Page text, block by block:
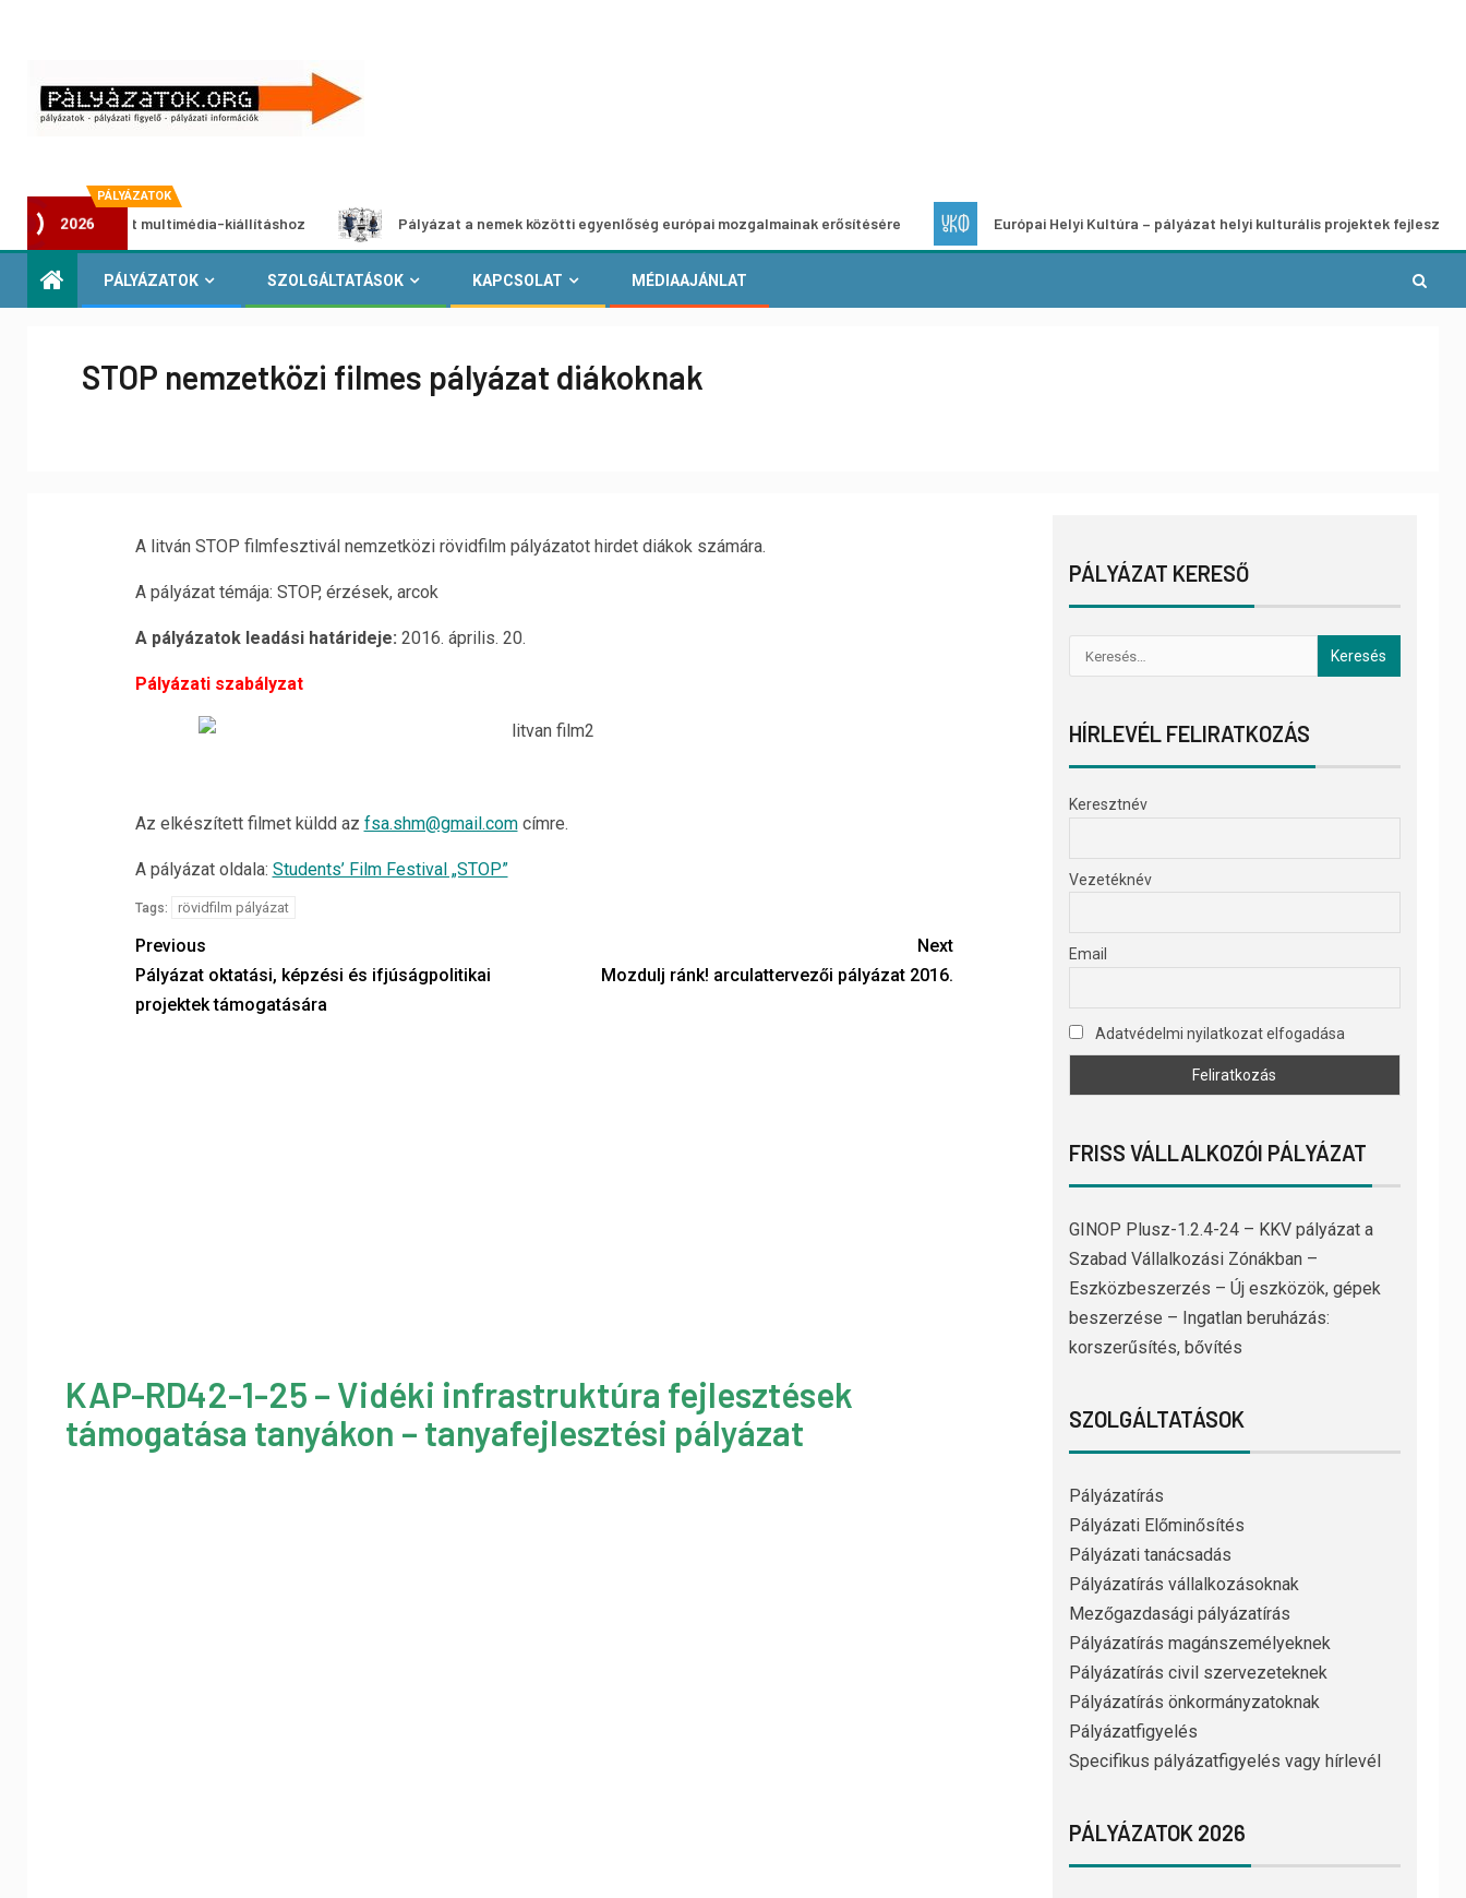
PÁLYÁZATOK
2026
multimédia-kiállításhoz Pályázat a nemek közötti egyenlőség európai mozgalmainak erősítésére Európai Helyi Kultúra – pályázat helyi kulturális projektek fejlesztésére
PÁLYÁZATOK SZOLGÁLTATÁSOK KAPCSOLAT MÉDIAAJÁNLAT
STOP nemzetközi filmes pályázat diákoknak
A litván STOP filmfesztivál nemzetközi rövidfilm pályázatot hirdet diákok számára.
A pályázat témája: STOP, érzések, arcok
A pályázatok leadási határideje: 2016. április. 20.
Pályázati szabályzat
Az elkészített filmet küldd az fsa.shm@gmail.comcímre.
A pályázat oldala: Students’ Film Festival „STOP”
Tags: rövidfilm pályázat
Previous
Pályázat oktatási, képzési és ifjúságpolitikai
projektek támogatására
Next
Mozdulj ránk! arculattervezői pályázat 2016.
KAP-RD42-1-25 – Vidéki infrastruktúra fejlesztések
támogatása tanyákon – tanyafejlesztési pályázat
PÁLYÁZAT KERESŐ
HÍRLEVÉL FELIRATKOZÁS
Keresztnév
Vezetéknév
Email
Adatvédelmi nyilatkozat elfogadása
FRISS VÁLLALKOZÓI PÁLYÁZAT
GINOP Plusz-1.2.4-24 – KKV pályázat a
Szabad Vállalkozási Zónákban –
Eszközbeszerzés – Új eszközök, gépek
beszerzése – Ingatlan beruházás:
korszerűsítés, bővítés
SZOLGÁLTATÁSOK
Pályázatírás
Pályázati Előminősítés
Pályázati tanácsadás
Pályázatírás vállalkozásoknak
Mezőgazdasági pályázatírás
Pályázatírás magánszemélyeknek
Pályázatírás civil szervezeteknek
Pályázatírás önkormányzatoknak
Pályázatfigyelés
Specifikus pályázatfigyelés vagy hírlevél
PÁLYÁZATOK 2026